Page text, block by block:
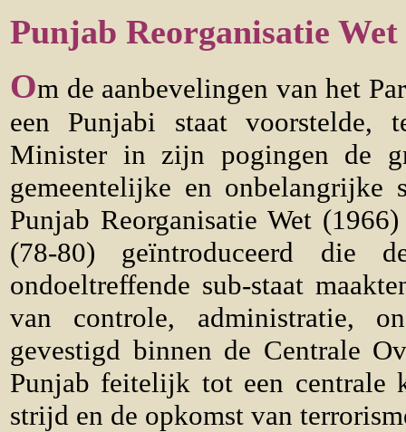
Punjab Reorganisatie
Om de aanbevelingen van het
een Punjabi staat voorstelde,
Minister in zijn pogingen de
gemeentelijke en onbelangrijke
Punjab Reorganisatie Wet
(78-80) geïntroduceerd die
ondoeltreffende sub-staat
van controle, administratie,
gevestigd binnen de Centrale
Punjab feitelijk tot een centrale
strijd en de opkomst van